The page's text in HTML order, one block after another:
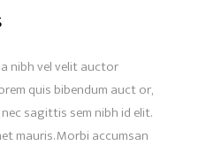
nibh vel velit auctor
quis bibendum auct or,
sagittis sem nibh id elit.
mauris. Morbi accumsan